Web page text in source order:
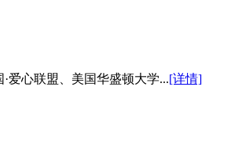
爱心联盟、美国华盛顿大学...[详情]